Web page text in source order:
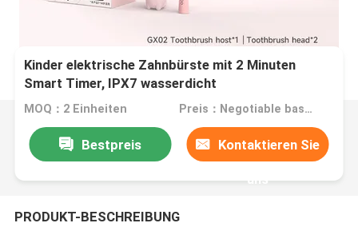
Kinder elektrische Zahnbürste mit 2 Minuten
Smart Timer, IPX7 wasserdicht
MOQ：2 Einheiten Preis：Negotiable based on order lot quantity
Bestpreis Kontaktieren Sie
uns
PRODUKT-BESCHREIBUNG